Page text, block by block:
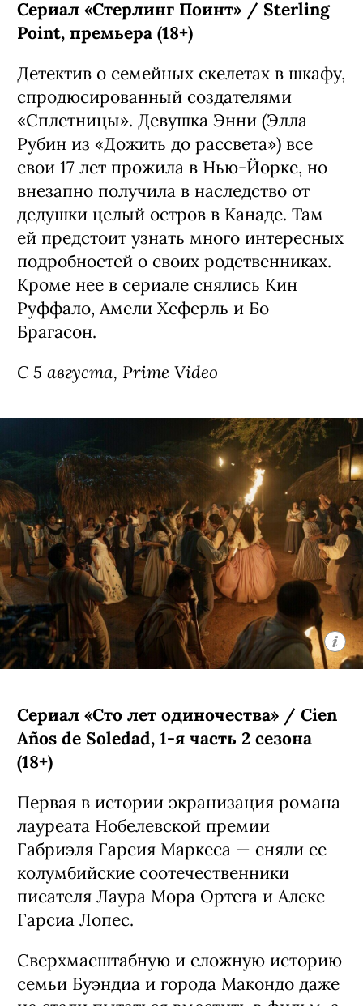
Аниме-сериал, основанный на первом
эпизоде антологии «Звездные войны:
юной девушки-джедая Кары, которая
ищет себе подобных по всей галактике.
Автором проекта стал Кэндзи Камияма
(главная его работа — «Призрак в
доспехах: Синдром одиночки»).
С 5 августа, Disney+
Сериал «Стерлинг Поинт» / Sterling
Point, премьера (18+)
Детектив о семейных скелетах в шкафу,
спродюсированный создателями
«Сплетницы». Девушка Энни (Элла
Рубин из «Дожить до рассвета») все
свои 17 лет прожила в Нью-Йорке, но
дедушки целый остров в Канаде. Там
ей предстоит узнать много интересных
подробностей о своих родственниках.
Руффало, Амели Хеферль и Бо
Брагасон.
С 5 августа, Prime Video